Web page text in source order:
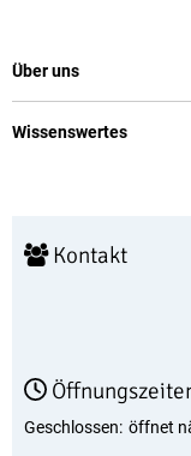
Über uns
Wissenswertes
Kontakt
Klicken, um weitere
Geschlossen: öffnet